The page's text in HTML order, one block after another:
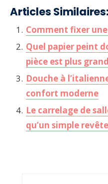
Articles Similaires:
Comment fixer
Quel papier peint
pièce est plus
Douche à
confort moderne
Le carrelage de
qu’un simple